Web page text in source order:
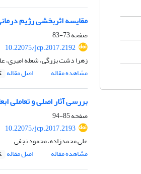
مقایسه اثربخشی رژیم
صفحه73-83
10.22075/jcp.2017.2192
زهرا دشت بزرگی، شعله امیری،
مشاهده مقاله
اصل مقاله
بررسی آثار اصلی و تعاملی
صفحه85-94
10.22075/jcp.2017.2193
علی محمدزاده، محمود نجفی
مشاهده مقاله
اصل مقاله